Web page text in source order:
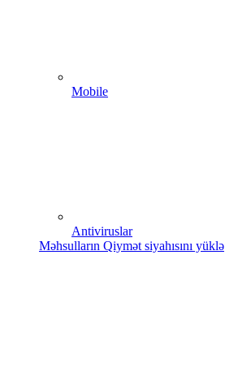
Mobile
Antiviruslar
Məhsulların Qiymət siyahısını yüklə